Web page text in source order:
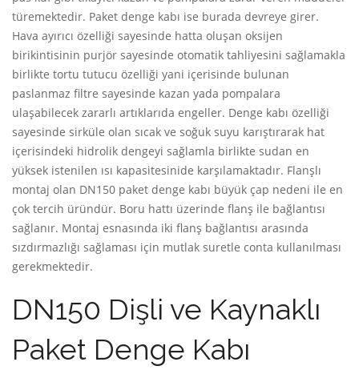
türemektedir. Paket denge kabı ise burada devreye girer.
Hava ayırıcı özelliği sayesinde hatta oluşan oksijen
birikintisinin purjör sayesinde otomatik tahliyesini sağlamakla
birlikte tortu tutucu özelliği yani içerisinde bulunan
paslanmaz filtre sayesinde kazan yada pompalara
ulaşabilecek zararlı artıklarıda engeller. Denge kabı özelliği
sayesinde sirküle olan sıcak ve soğuk suyu karıştırarak hat
içerisindeki hidrolik dengeyi sağlamla birlikte sudan en
yüksek istenilen ısı kapasitesinide karşılamaktadır. Flanşlı
montaj olan DN150 paket denge kabı büyük çap nedeni ile en
çok tercih üründür. Boru hattı üzerinde flanş ile bağlantısı
sağlanır. Montaj esnasında iki flanş bağlantısı arasında
sızdırmazlığı sağlaması için mutlak suretle conta kullanılması
gerekmektedir.
DN150 Dişli ve Kaynaklı
Paket Denge Kabı